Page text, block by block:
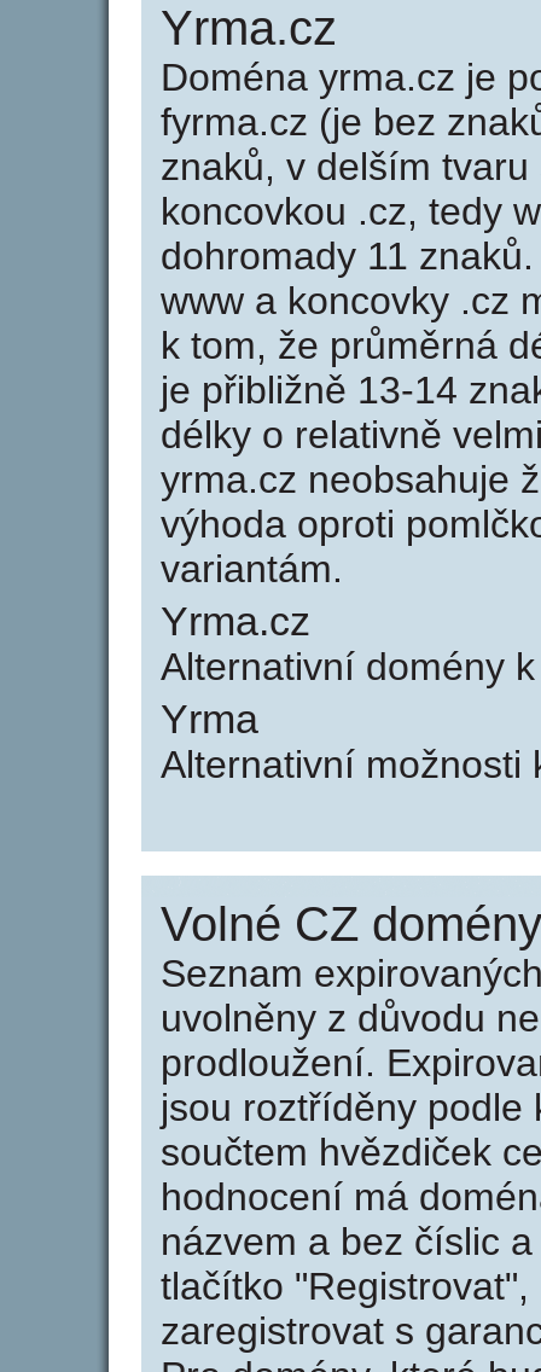
Yrma.cz
Doména yrma.cz je
fyrma.cz (je bez
znaků, v delším
koncovkou .cz, tedy
dohromady 11
www a koncovky .cz
k tom, že průměrná
je přibližně 13-14
délky o relativně
yrma.cz neobsahuje
výhoda oproti
variantám.
Yrma.cz
Alternativní domény
Yrma
Alternativní možnosti
Volné CZ
Seznam
uvolněny z důvodu
prodloužení.
jsou roztříděny podle
součtem hvězdiček
hodnocení má
názvem a bez číslic
tlačítko
zaregistrovat s